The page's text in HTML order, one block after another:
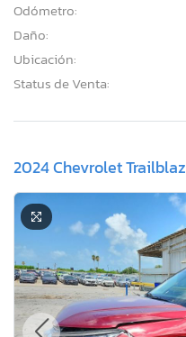
Odómetro:
Daño:
Ubicación:
Status de Venta:
2024 Chevrolet